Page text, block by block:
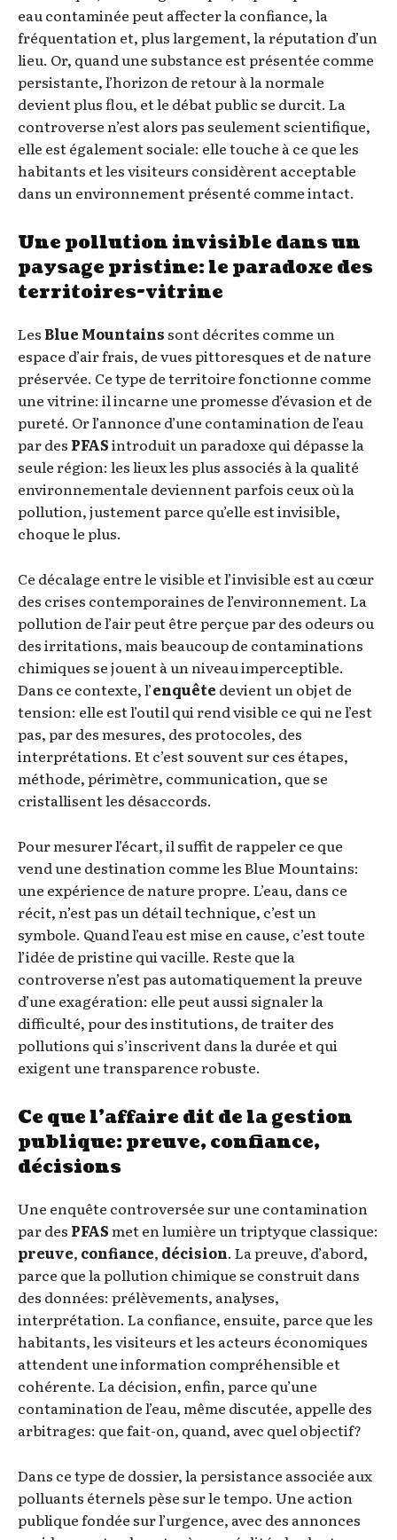
eau contaminée peut affecter la confiance, la
fréquentation et, plus largement, la réputation d’un
lieu. Or, quand une substance est présentée comme
persistante, l’horizon de retour à la normale
devient plus flou, et le débat public se durcit. La
controverse n’est alors pas seulement scientifique,
elle est également sociale: elle touche à ce que les
habitants et les visiteurs considèrent acceptable
dans un environnement présenté comme intact.
Une pollution invisible dans un
paysage pristine: le paradoxe des
territoires-vitrine
Les Blue Mountains sont décrites comme un
espace d’air frais, de vues pittoresques et de nature
préservée. Ce type de territoire fonctionne comme
une vitrine: il incarne une promesse d’évasion et de
pureté. Or l’annonce d’une contamination de l’eau
par des PFASintroduit un paradoxe qui dépasse la
seule région: les lieux les plus associés à la qualité
environnementale deviennent parfois ceux où la
pollution, justement parce qu’elle est invisible,
choque le plus.
Ce décalage entre le visible et l’invisible est au cœur
des crises contemporaines de l’environnement. La
pollution de l’air peut être perçue par des odeurs ou
des irritations, mais beaucoup de contaminations
chimiques se jouent à un niveau imperceptible.
Dans ce contexte, l’enquête devient un objet de
tension: elle est l’outil qui rend visible ce qui ne l’est
pas, par des mesures, des protocoles, des
interprétations. Et c’est souvent sur ces étapes,
méthode, périmètre, communication, que se
cristallisent les désaccords.
Pour mesurer l’écart, il suffit de rappeler ce que
vend une destination comme les Blue Mountains:
une expérience de nature propre. L’eau, dans ce
récit, n’est pas un détail technique, c’est un
symbole. Quand l’eau est mise en cause, c’est toute
l’idée de pristine qui vacille. Reste que la
controverse n’est pas automatiquement la preuve
d’une exagération: elle peut aussi signaler la
difficulté, pour des institutions, de traiter des
pollutions qui s’inscrivent dans la durée et qui
exigent une transparence robuste.
Ce que l’affaire dit de la gestion
publique: preuve, confiance,
décisions
Une enquête controversée sur une contamination
par des PFASmet en lumière un triptyque classique:
preuve, confiance, décision. La preuve, d’abord,
parce que la pollution chimique se construit dans
des données: prélèvements, analyses,
interprétation. La confiance, ensuite, parce que les
habitants, les visiteurs et les acteurs économiques
attendent une information compréhensible et
cohérente. La décision, enfin, parce qu’une
contamination de l’eau, même discutée, appelle des
arbitrages: que fait-on, quand, avec quel objectif?
Dans ce type de dossier, la persistance associée aux
polluants éternels pèse sur le tempo. Une action
publique fondée sur l’urgence, avec des annonces